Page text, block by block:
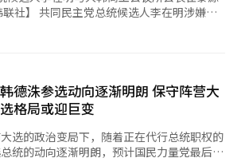
跃在政坛。在尹锡悦宣布“紧急戒严令”引
坚决反对弹劾，获得保守阵营支持，迅速成
量党并
投票中，金文洙以61.25%（24.6519万票）
东勋（38.75%，15.5961万票）。 在候
要求11日候选人注册截止日前完成整合，引
的民调显示，高达86.7%的党员希望候选人
导层也以此对金文洙施压。金文洙向法院申
阻止更换候选人，但遭法院驳回，局势一度
李在明涉嫌违
庭审日期被推迟至总统选举后，暂时摆
、韩国经营者总协会会长孙京植、韩国经济
贸易协会会长尹镇植、韩国中坚企业联合会
经济，振兴经济的主体正是企业。他承诺将
行发展方案，制定并推行更优质的政策。李
通过与企业的沟通，释放改善经济的信号，
韩德洙参选动向逐渐明朗 保守阵营大
选格局或迎巨变
选的政治变局下，随着正在代行总统职权的
统的动向逐渐明朗，预计国民力量党最后阶